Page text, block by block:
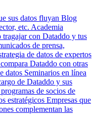
sus datos fluyan Blog
etc. Academia
con Dataddo y tus
de prensa,
de datos de expertos
Dataddo con otras
datos Seminarios en línea
de Dataddo y sus
de socios de
estratégicos Empresas que
complementan las